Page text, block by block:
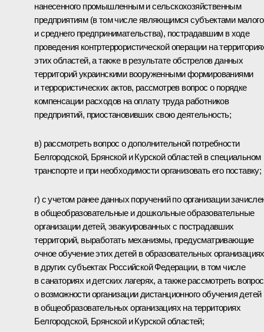
нанесенного промышленным и сельскохозяйственным
предприятиям (в том числе являющимся субъектами малого
и среднего предпринимательства), пострадавшим в ходе
проведения контртеррористической операции на
этих областей, а также в результате обстрелов данных
территорий украинскими вооруженными формированиями
и террористических актов, рассмотрев вопрос о порядке
компенсации расходов на оплату труда работников
предприятий, приостановивших свою деятельность;
в) рассмотреть вопрос о дополнительной потребности
Белгородской, Брянской и Курской областей в специальном
транспорте и при необходимости организовать его поставку;
г) с учетом ранее данных поручений по организации
в общеобразовательные и дошкольные образовательные
организации детей, эвакуированных с пострадавших
территорий, выработать механизмы, предусматривающие
очное обучение этих детей в образовательных организациях
в других субъектах Российской Федерации, в том числе
в санаториях и детских лагерях, а также рассмотреть вопрос
о возможности организации дистанционного обучения детей
в общеобразовательных организациях на территориях
Белгородской, Брянской и Курской областей;